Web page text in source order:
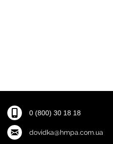
0 (800) 30 18 18
dovidka@hmpa.com.ua